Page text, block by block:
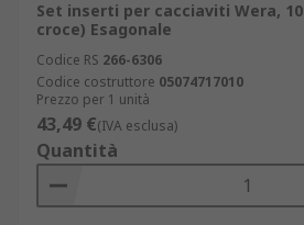
Set inserti per cacciaviti Wera,
croce) Esagonale
Codice RS 266-6306
Codice costruttore 05074717010
Prezzo per 1 unità
43,49 €(IVA esclusa)
Quantità